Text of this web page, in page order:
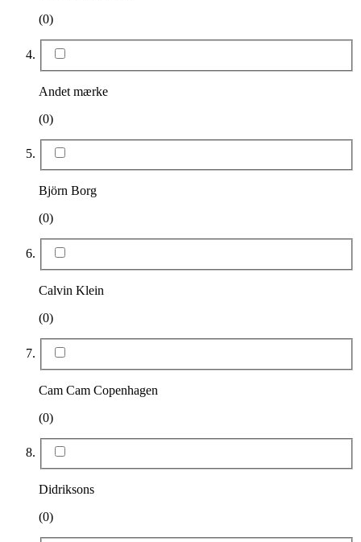
(0)
Andet mærke
(0)
Björn Borg
(0)
Calvin Klein
(0)
Cam Cam Copenhagen
(0)
Didriksons
(0)